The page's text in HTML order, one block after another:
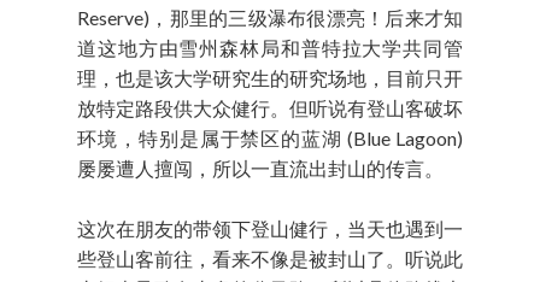
Reserve)，那里的三级瀑布很漂亮！后来才知
道这地方由雪州森林局和普特拉大学共同管
理，也是该大学研究生的研究场地，目前只开
放特定路段供大众健行。但听说有登山客破坏
环境，特别是属于禁区的蓝湖 (Blue Lagoon)
屡屡遭人擅闯，所以一直流出封山的传言。
这次在朋友的带领下登山健行，当天也遇到一
些登山客前往，看来不像是被封山了。听说此